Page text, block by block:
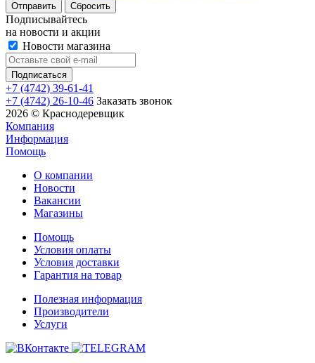
Сбросить
Подписывайтесь
на новости и акции
Новости магазина
+7 (4742) 39-61-41
+7 (4742) 26-10-46 Заказать звонок
2026 © Краснодеревщик
Компания
Информация
Помощь
О компании
Новости
Вакансии
Магазины
Помощь
Условия оплаты
Условия доставки
Гарантия на товар
Полезная информация
Производители
Услуги